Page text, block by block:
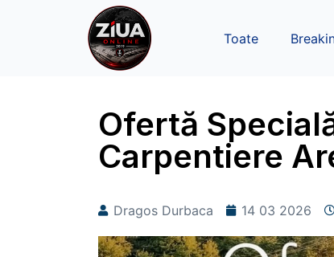
Toate
Ofertă
Carpentiere
Dragos Durbaca 14 03 2026